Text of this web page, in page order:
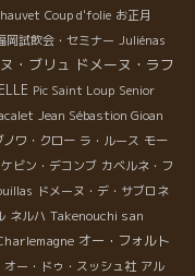
Coup d'folie お正月
岡試飲会・セミナー Juliénas
・ブリュ ドメーヌ・ラフ
Pic Saint Loup Senior
Jean Sébastion Gioan
ノワ・クロー ラ・ルース モー
ケビン・デコンブ カベルネ・フ
ドメーヌ・デ・サブロネ
ネルハ Takenouchi san
オー・フォルト
オー・ドゥ・スッシュ社 アル